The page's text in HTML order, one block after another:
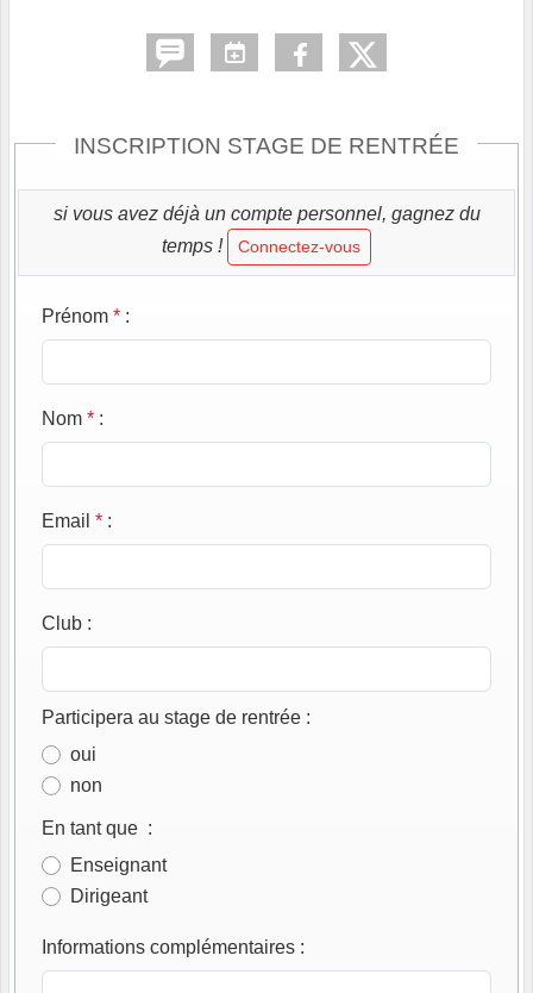
INSCRIPTION STAGE DE RENTRÉE
si vous avez déjà un compte personnel, gagnez du
temps !
Connectez-vous
Prénom * :
Nom * :
Email * :
Club :
Participera au stage de rentrée :
oui
non
En tant que :
Enseignant
Dirigeant
Informations complémentaires :